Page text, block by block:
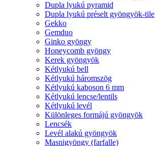
Dupla lyukú pyramid
Dupla lyukú préselt gyöngyök-tile
Gekko
Gemduo
Ginko gyöngy
Honeycomb gyöngy
Kerek gyöngyök
Kétlyukú bell
Kétlyukú háromszög
Kétlyukú kaboson 6 mm
Kétlyukú lencse/lentils
Kétlyukú levél
Különleges formájú gyöngyök
Lencsék
Levél alakú gyöngyök
Masnigyöngy (farfalle)